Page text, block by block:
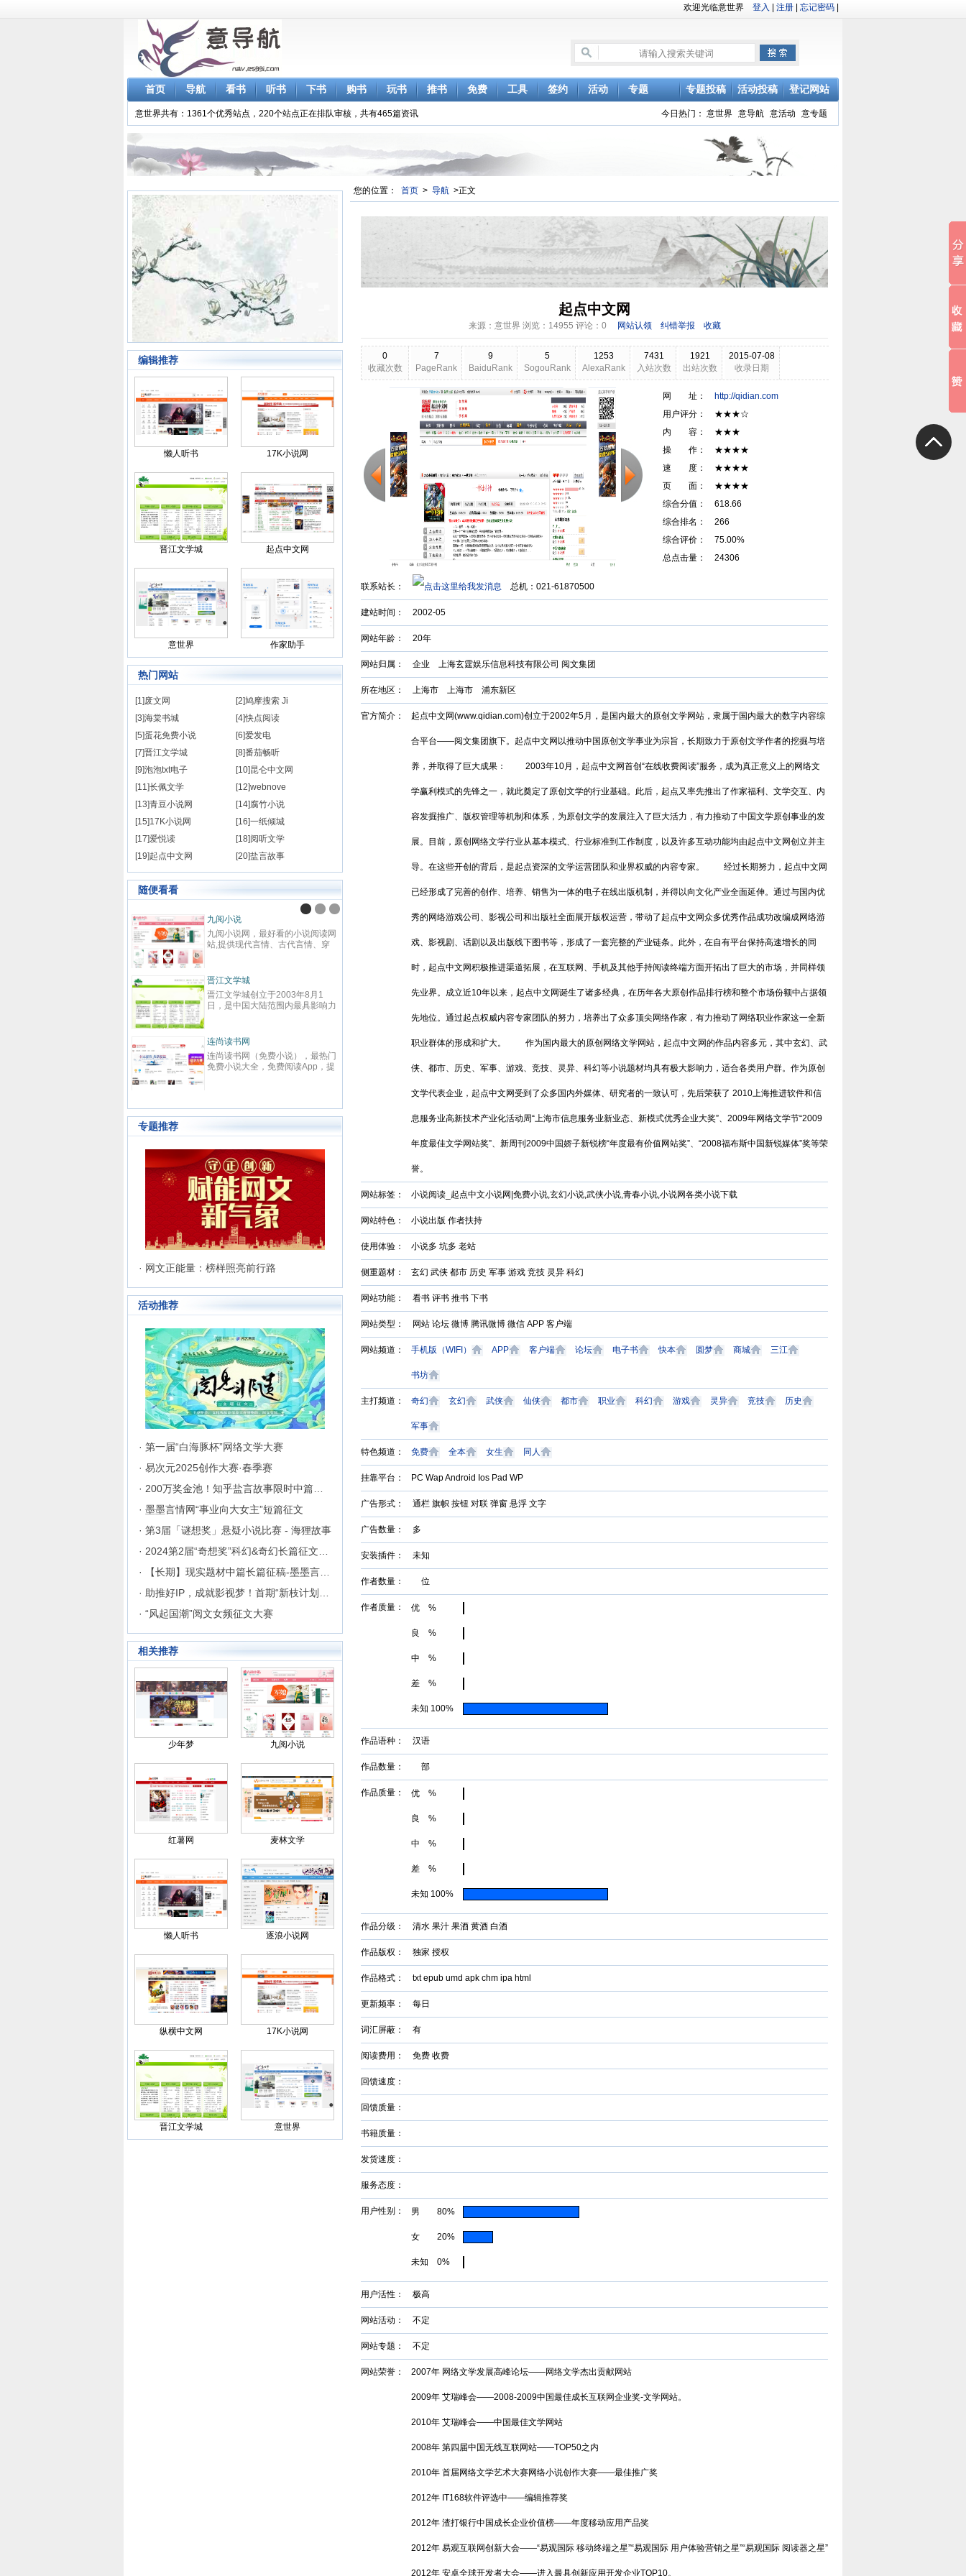
欢迎光临意世界 登入 注册 忘记密码
首页 导航 看书 听书 登记网站
活动投稿
专题投稿
下书 购书 玩书 推书 免费 工具 签约 活动 专题
意世界共有：1361个优秀站点，220个站点正在排队审核，共有465篇资讯 今日热门： 意世界 意导航 意活动 意专题
编辑推荐
懒人听书 17K小说网
晋江文学城 起点中文网
意世界 作家助手
热门网站
[1]废文网
[2]鸠摩搜索 Ji
[3]海棠书城
[4]快点阅读
[5]蛋花免费小说
[6]爱发电
[7]晋江文学城
[8]番茄畅听
[9]泡泡txt电子
[10]昆仑中文网
[11]长佩文学
[12]webnove
[13]青豆小说网
[14]腐竹小说
[15]17K小说网
[16]一纸倾城
[17]爱悦读
[18]阅听文学
[19]起点中文网
[20]盐言故事
随便看看
九阅小说
九阅小说网，最好看的小说阅读网
站,提供现代言情、古代言情、穿
强、免费小说等在线阅读。每日最
快更新,页面简洁,访问速度快
纵横中文网
百度文学旗下的大型中文原创阅读
致力于本土优秀文化的传承、革
最具主流影响力与商业价值的综合
文化平台，扶助并引导大师级作者
化软力量的崛兴。纵横中文网拥
优秀品牌与资源，深入贯穿线上阅
编、影视改编等整条文化产业链。
经过多年努力，纵横中文网取得了
部，日独立IP超过260万，PV超过
创文学类专业网站。
17K小说网
国数字出版领导者——中文在线旗
先在线阅读网站。中文在线（股票
华大学，为中国数字出版的开创者
之一，也是全球最大的中文数字出
在深交所创业板上市。中文在线
力于成为全球领先的中文数字出版
以“让每个人都享受创作的乐趣”为
使命，以“成就与共赢”为价值观，
知名作家2000余人，出版机构
晋江文学城
晋江文学城创立于2003年8月1
日，是中国大陆范围内最具影响力
耽美、爱情等原创网络小说而著
名。 截止到2015年3月31日，晋
江文学城拥有在线作品177万余
部，穿越、言情、影视、都市爱
的这种不落窠臼的行事作风也在行
和两万余名签约作者在这个平台上
日更不辍，为广大网络文学爱好者
献上了一部又一部可以堪称经典的
网络文学著作。其中得以出版作品
的作者达到3000人，每天有近1万
新用户注册、750部新作品诞生，
两本新书被成功代理出版，上百部
作品签约影视，过万部作品引入手
机分销渠道，其口碑卓著的良心服
立起极高声望。 历经十二年的风
雨，晋江文学城已经从一个简单的
文学爱好者的集散地快速且稳健地
成长为行业内的翘楚，为1300万
来自不同地区和国家的注册用户突
破地区、种族、语言和国家的障碍
聚集在这里的网络文学同好们构建
起创作交流与沟通的平台。
起点中文网(www.qidian.com)创
创文学网站，隶属于国内最大的数
下。起点中文网以推动中国原创文
学事业为宗旨，长期致力于原创文
大成果
意世界（esggi.com）是以服务小
目标，以公正客观为准则，为读者
小说和网站建造对外的展示窗口，
而诞生的新模式垂直综合平台。严
时、见地独到的资讯信息，贴合需
富、功能多元、分析客观的资讯服
品佳作、优秀站点，帮助小说、网
站、活动解决宣传推广等需求。
连尚读书网
连尚读书网（免费小说），最热门
免费小说大全，免费阅读App，提
红袖添香
全球领先的女性文学数字版权运营
拥有完善的投稿系统、个人文集系
统、媒体联络发表系统及高创作水
240万注册用户提供涵盖小说、散
记等体裁的高品质创作和阅读服
万部（篇），日浏览量最高超过
5600万次。
潇湘书院
原创网站为目标，立志为广大的原
的文学发展平台。优秀的工作团队
和人性化的管理模式，使潇湘书院
体中最具吸引力和归属感的原创网
专题推荐
· 网文正能量：榜样照亮前行路
活动推荐
· 第一届“白海豚杯”网络文学大赛
· 易次元2025创作大赛·春季赛
· 墨墨言情网“事业向大女主”短篇征文
· 第3届「谜想奖」悬疑小说比赛 - 海狸故事
· “风起国潮”阅文女频征文大赛
相关推荐
少年梦 九阅小说
红薯网 麦林文学
懒人听书 逐浪小说网
纵横中文网 17K小说网
晋江文学城 意世界
您的位置： 首页 > 导航 >正文
起点中文网
来源：意世界 浏览： 14955 评论：0 网站认领 纠错举报 收藏
0
收藏次数
7
PageRank
9
BaiduRank
5
SogouRank
1253
AlexaRank
7431
入站次数
1921
出站次数
2015-07-08
收录日期
网 址： http://qidian.com
用户评分： ★★★☆
内 容： ★★★
操 作： ★★★★
速 度： ★★★★
页 面： ★★★★
综合分值： 618.66
综合排名： 266
综合评价： 75.00%
总点击量： 24306
联系站长： 总机：021-61870500
建站时间： 2002-05
网站年龄： 20年
网站归属： 企业 上海玄霆娱乐信息科技有限公司 阅文集团
所在地区： 上海市 上海市 浦东新区
官方简介：起点中文网(www.qidian.com)创立于2002年5月，是国内最大的原创文学网站，隶属于国内最大的数字内容综
合平台——阅文集团旗下。起点中文网以推动中国原创文学事业为宗旨，长期致力于原创文学作者的挖掘与培
养，并取得了巨大成果： 2003年10月，起点中文网首创“在线收费阅读”服务，成为真正意义上的网络文
学赢利模式的先锋之一，就此奠定了原创文学的行业基础。此后，起点又率先推出了作家福利、文学交互、内
容发掘推广、版权管理等机制和体系，为原创文学的发展注入了巨大活力，有力推动了中国文学原创事业的发
展。目前，原创网络文学行业从基本模式、行业标准到工作制度，以及许多互动功能均由起点中文网创立并主
导。在这些开创的背后，是起点资深的文学运营团队和业界权威的内容专家。 经过长期努力，起点中文网
已经形成了完善的创作、培养、销售为一体的电子在线出版机制，并得以向文化产业全面延伸。通过与国内优
秀的网络游戏公司、影视公司和出版社全面展开版权运营，带动了起点中文网众多优秀作品成功改编成网络游
戏、影视剧、话剧以及出版线下图书等，形成了一套完整的产业链条。此外，在自有平台保持高速增长的同
时，起点中文网积极推进渠道拓展，在互联网、手机及其他手持阅读终端方面开拓出了巨大的市场，并同样领
先业界。成立近10年以来，起点中文网诞生了诸多经典，在历年各大原创作品排行榜和整个市场份额中占据领
先地位。通过起点权威内容专家团队的努力，培养出了众多顶尖网络作家，有力推动了网络职业作家这一全新
职业群体的形成和扩大。 作为国内最大的原创网络文学网站，起点中文网的作品内容多元，其中玄幻、武
侠、都市、历史、军事、游戏、竞技、灵异、科幻等小说题材均具有极大影响力，适合各类用户群。作为原创
文学代表企业，起点中文网受到了众多国内外媒体、研究者的一致认可，先后荣获了 2010上海推进软件和信
息服务业高新技术产业化活动周“上海市信息服务业新业态、新模式优秀企业大奖”、2009年网络文学节“2009
年度最佳文学网站奖”、新周刊2009中国娇子新锐榜“年度最有价值网站奖”、“2008福布斯中国新锐媒体”奖等荣
誉。
网站标签：小说阅读_起点中文小说网|免费小说,玄幻小说,武侠小说,青春小说,小说网各类小说下载
网站特色：小说出版 作者扶持
使用体验：小说多 坑多 老站
侧重题材：玄幻 武侠 都市 历史 军事 游戏 竞技 灵异 科幻
网站功能： 看书 评书 推书 下书
网站类型： 网站 论坛 微博 腾讯微博 微信 APP 客户端
网站频道：手机版（WIFI） APP 客户端 论坛 电子书 快本 圆梦 商城 三江
书坊
主打频道：奇幻 玄幻 武侠 仙侠 都市 职业 科幻 游戏 灵异 竞技 历史
军事
特色频道：免费 全本 女生 同人
挂靠平台： PC Wap Android Ios Pad WP
广告形式： 通栏 旗帜 按钮 对联 弹窗 悬浮 文字
广告数量： 多
安装插件： 未知
作者数量： 位
作者质量：优 %
良 %
中 %
差 %
未知 100%
作品语种： 汉语
作品数量： 部
作品质量：优 %
良 %
中 %
差 %
未知 100%
作品分级： 清水 果汁 果酒 黄酒 白酒
作品版权： 独家 授权
作品格式： txt epub umd apk chm ipa html
更新频率： 每日
词汇屏蔽： 有
阅读费用： 免费 收费
回馈速度：
回馈质量：
书籍质量：
发货速度：
服务态度：
用户性别：男 80%
女 20%
未知 0%
用户活性： 极高
网站活动： 不定
网站专题： 不定
网站荣誉：2007年 网络文学发展高峰论坛——网络文学杰出贡献网站
2009年 艾瑞峰会——2008-2009中国最佳成长互联网企业奖-文学网站。
2010年 艾瑞峰会——中国最佳文学网站
2008年 第四届中国无线互联网站——TOP50之内
2010年 首届网络文学艺术大赛网络小说创作大赛——最佳推广奖
2012年 IT168软件评选中——编辑推荐奖
2012年 渣打银行中国成长企业价值榜——年度移动应用产品奖
2012年 易观互联网创新大会——“易观国际 移动终端之星”“易观国际 用户体验营销之星”“易观国际 阅读器之星”
2012年 安卓全球开发者大会——进入最具创新应用开发企业TOP10。
Back to Top